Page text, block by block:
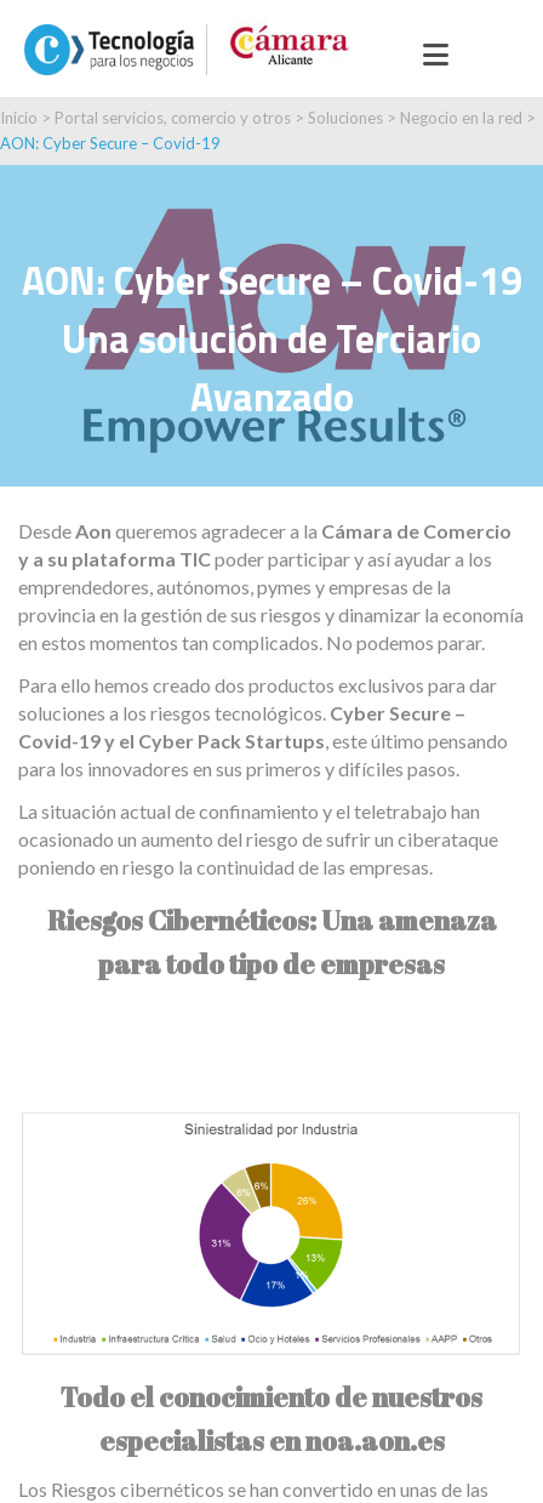
Inicio > Portal servicios, comercio y otros > Soluciones > Negocio en la red >
AON: Cyber Secure – Covid-19
AON: Cyber Secure – Covid-19
Una solución de Terciario
Avanzado
DesdeAon queremos agradecer a la Cámara de Comercio
y a su plataforma TICpoder participar y así ayudar a los
emprendedores, autónomos, pymes y empresas de la
provincia en la gestión de sus riesgos y dinamizar la economía
en estos momentos tan complicados. No podemos parar.
Para ello hemos creado dos productos exclusivos para dar
soluciones a los riesgos tecnológicos. Cyber Secure –
Covid-19 y el Cyber Pack Startups, este último pensando
para los innovadores en sus primeros y difíciles pasos.
La situación actual de confinamiento y el teletrabajo han
ocasionado un aumento del riesgo de sufrir un ciberataque
poniendo en riesgo la continuidad de las empresas.
Riesgos Cibernéticos: Una amenaza
para todo tipo de empresas
Todo el conocimiento de nuestros
especialistas en noa.aon.es
Los Riesgos cibernéticos se han convertido en unas de las